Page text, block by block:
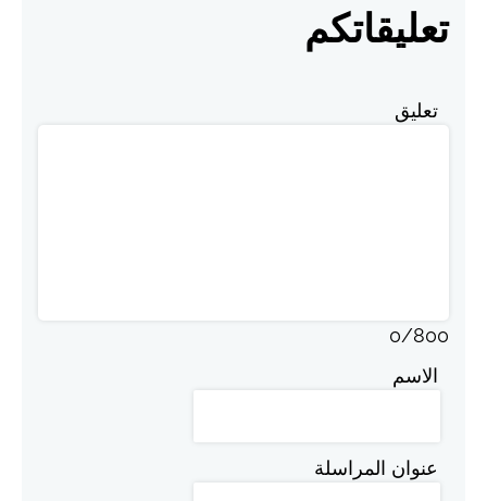
تعليقاتكم
تعليق
0/800
الاسم
عنوان المراسلة